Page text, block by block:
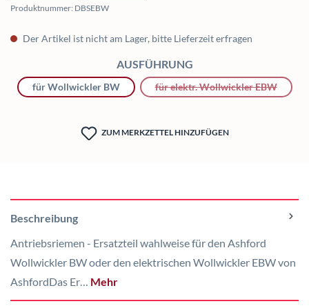
Produktnummer: DBSEBW
Der Artikel ist nicht am Lager, bitte Lieferzeit erfragen
AUSFÜHRUNGAUSWÄHLEN
für Wollwickler BW für elektr. Wollwickler EBW(Diese
ZUM MERKZETTEL HINZUFÜGEN
Beschreibung
Antriebsriemen - Ersatzteil wahlweise für den Ashford
Wollwickler BW oder den elektrischen Wollwickler EBW von
AshfordDas Er… Mehr